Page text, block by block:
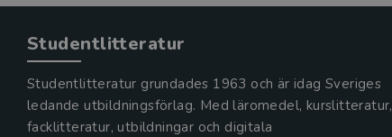
Studentlitteratur
Studentlitteratur grundades 1963 och är idag Sveriges
ledande utbildningsförlag. Med läromedel, kurslitteratur,
facklitteratur, utbildningar och digitala